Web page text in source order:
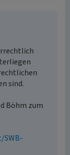
sind.
Böhm zum